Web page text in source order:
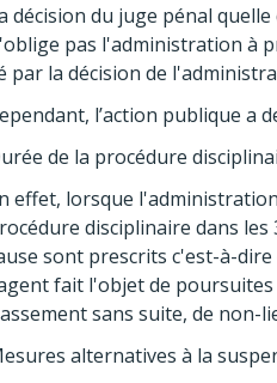
décision du juge pénal
pas l'administration à
par la décision de
l’action publique a
de la procédure
effet, lorsque
disciplinaire dans les
sont prescrits c'est-à-
fait l'objet de poursuites
sans suite, de non-
alternatives à la